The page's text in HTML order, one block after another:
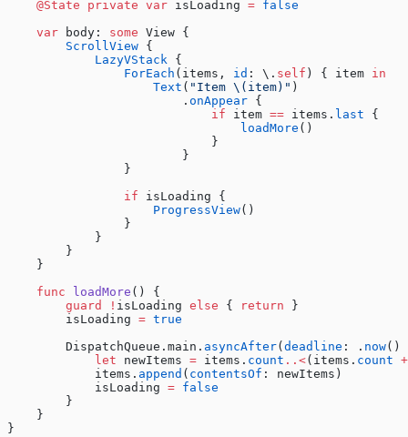
    @State
private var isLoading = false
    var
body: some View {
        ScrollView
{
            LazyVStack
{
                ForEach
(items, id : \. self ) { item in
                    Text
( "Item \(item) " )
                        .
onAppear {
                            if
item == items. last {
                                loadMore
()
                            }
                        }
                }
                if
isLoading {
                    ProgressView
()
                }
            }
        }
    }
    func
loadMore () {
        guard
! isLoading else { return }
        isLoading
= true
        DispatchQueue.main.
asyncAfter( deadline : . now()
            let
newItems = items. count ..<(items. count +
            items.
append ( contentsOf : newItems)
            isLoading
= false
        }
    }
}